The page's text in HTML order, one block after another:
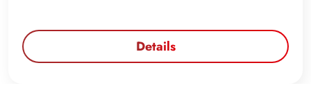
Details